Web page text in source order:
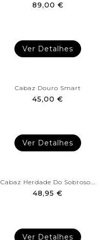
89,00 €
Ver Detalhes
Cabaz Douro Smart
45,00 €
Ver Detalhes
Cabaz Herdade Do Sobroso...
48,95 €
Ver Detalhes